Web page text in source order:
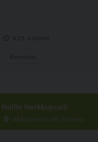
Hallin Herkkupuoti
Alkkulanraitti 48, Ylitornio